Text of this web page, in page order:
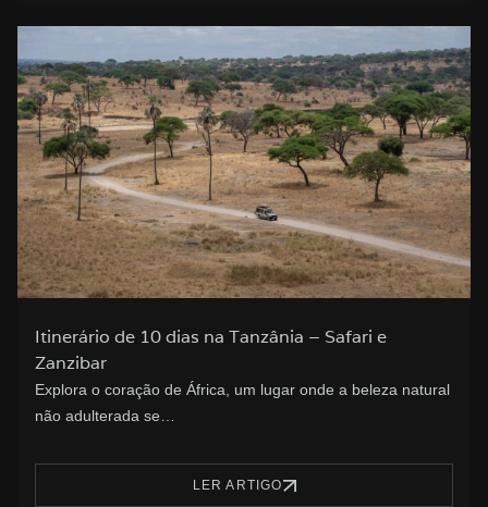
Itinerário de 10 dias na Tanzânia – Safari e
Zanzibar
Explora o coração de África, um lugar onde a beleza natural
não adulterada se…
LER ARTIGO